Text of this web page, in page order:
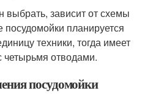
выбрать, зависит от схемы
планируется
техники, тогда имеет
отводами.
посудомойки